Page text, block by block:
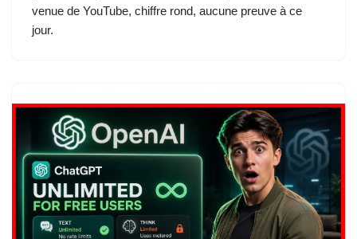
venue de YouTube, chiffre rond, aucune preuve à ce
jour.